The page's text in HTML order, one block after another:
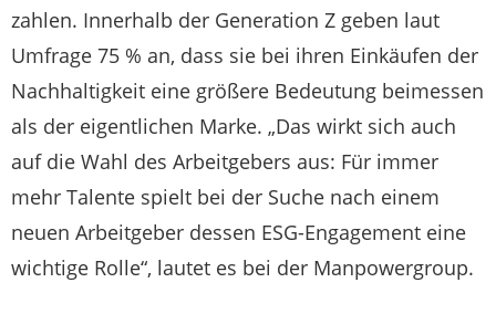
zahlen. Innerhalb der Generation Z geben laut
Umfrage 75 % an, dass sie bei ihren Einkäufen der
Nachhaltigkeit eine größere Bedeutung beimessen
als der eigentlichen Marke. „Das wirkt sich auch
auf die Wahl des Arbeitgebers aus: Für immer
mehr Talente spielt bei der Suche nach einem
neuen Arbeitgeber dessen ESG-Engagement eine
wichtige Rolle“, lautet es bei der Manpowergroup.